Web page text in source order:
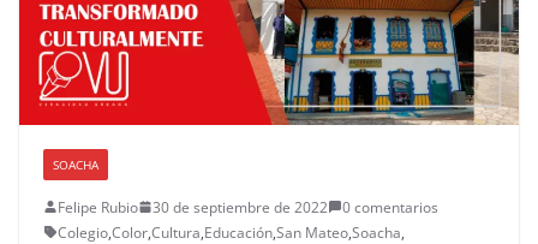
SOACHA
Felipe Rubio 30 de septiembre de 2022
0 comentarios
Colegio,Color,Cultura,Educación,San Mateo,Soacha,